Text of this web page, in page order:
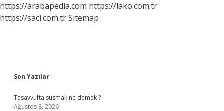
https://arabapedia.com https://lako.com.tr
https://saci.com.trSitemap
Sidebar
Son Yazılar
Tasavvufta susmak ne demek ?
Ağustos 8, 2026